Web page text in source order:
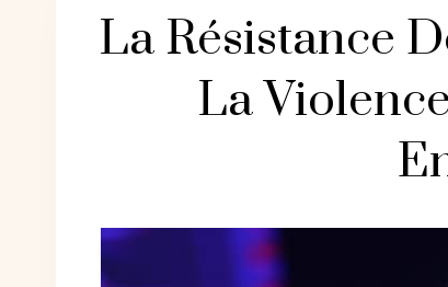
La Résistance
La